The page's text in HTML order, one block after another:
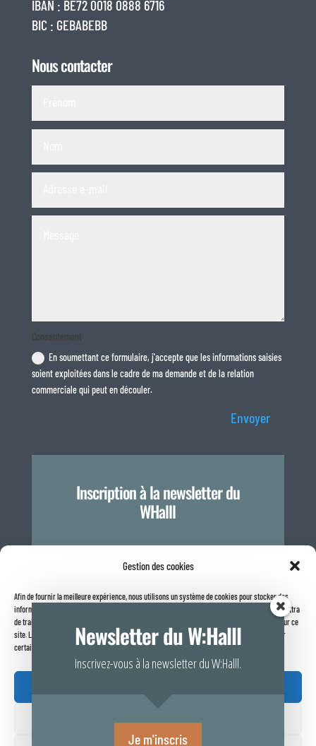
Gestion des cookies
Afin de fournir la meilleure expérience, nous utilisons un système de cookies pour stocker des
informations sur votre navigateur internet. Le fait de consentir à ces technologies nous permettra
de traiter des données telles que le comportement de navigation ou les identifiants uniques sur ce
site. Le fait de ne pas consentir ou de retirer son consentement peut avoir un effet négatif sur
certaines caractéristiques et fonctions.
IBAN : BE72 0018 0888 6716
BIC : GEBABEBB
Nous contacter
Consentement
En soumettant ce formulaire, j'accepte que les informations saisies
soient exploitées dans le cadre de ma demande et de la relation
commerciale qui peut en découler.
Envoyer
Inscription à la newsletter du
WHalll
Je m'inscris
Rapport de transparence 2025
Newsletter du W:Halll
Inscrivez-vous à la newsletter du W:Halll.
Je m'inscris